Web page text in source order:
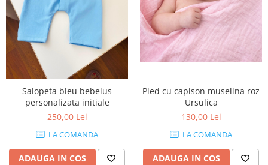
Salopeta bleu bebelus
personalizata initiale
250,00 Lei
LA COMANDA
ADAUGA IN COS
Pled cu capison muselina roz
Ursulica
130,00 Lei
LA COMANDA
ADAUGA IN COS